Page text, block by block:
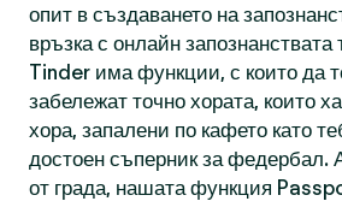
опит в създаването на
връзка с онлайн
Tinder има функции, с които да
забележат точно хората, които
хора, запалени по кафето като
достоен съперник за федербал.
от града, нашата функция